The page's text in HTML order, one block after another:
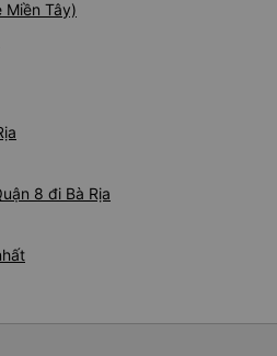
Miền Tây)
8 đi Bà Rịa